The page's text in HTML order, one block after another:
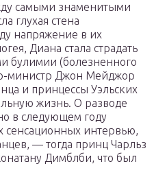
самыми знаменитыми
глухая стена
напряжение в их
Диана стала страдать
булимии (болезненного
министр Джон Мейджор
и принцессы Уэльских
жизнь. О разводе
в следующем году
сенсационных интервью,
— тогда принц Чарльз
Димблби, что был